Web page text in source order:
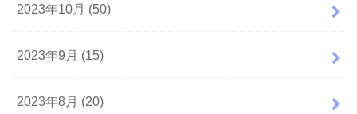
2023年10月 (50)
2023年9月 (15)
2023年8月 (20)